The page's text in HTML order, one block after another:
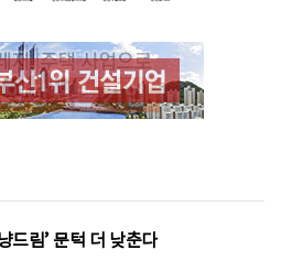
드림’ 문턱 더 낮춘다